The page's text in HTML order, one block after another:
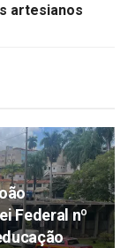
artesianos
Federal nº